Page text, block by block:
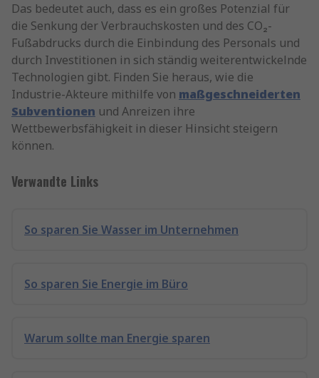
Das bedeutet auch, dass es ein großes Potenzial für
die Senkung der Verbrauchskosten und des CO₂-
Fußabdrucks durch die Einbindung des Personals und
durch Investitionen in sich ständig weiterentwickelnde
Technologien gibt. Finden Sie heraus, wie die
Industrie-Akteure mithilfe von maßgeschneiderten
Subventionen und Anreizen ihre
Wettbewerbsfähigkeit in dieser Hinsicht steigern
können.
Verwandte Links
So sparen Sie Wasser im Unternehmen
So sparen Sie Energie im Büro
Warum sollte man Energie sparen